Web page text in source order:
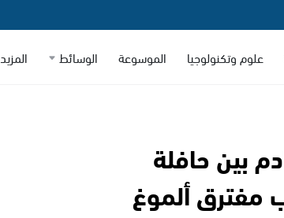
علوم وتكنولوجيا الموسوعة الوسائط المزيد
تصادم بين حافلة
مفترق ألموغ